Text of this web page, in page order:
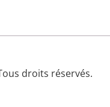
droits réservés.